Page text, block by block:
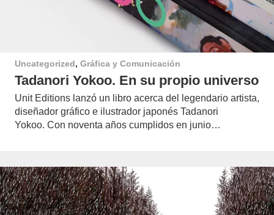
Uncategorized, Gráfica y Comunicación
Tadanori Yokoo. En su propio universo
Unit Editions lanzó un libro acerca del legendario artista,
diseñador gráfico e ilustrador japonés Tadanori
Yokoo. Con noventa años cumplidos en junio…